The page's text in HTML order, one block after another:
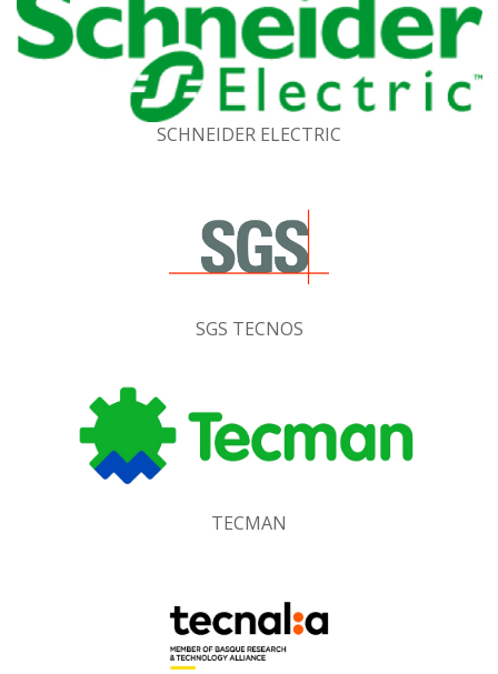
SCHNEIDER ELECTRIC
SGS TECNOS
TECMAN